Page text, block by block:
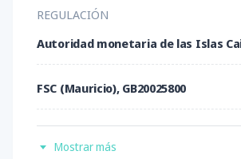
EUR/CHF
GBP/CHF
LTC/USD
REGULACIÓN
Autoridad monetaria de las Islas
FSC (Mauricio), GB20025800
Mostrar más